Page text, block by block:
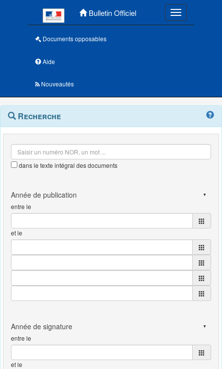
Bulletin Officiel Toggle
Documents opposables
Aide
Nouveautés
Navigation
outils
Menu
contextuel
Recherche
dans le texte intégral des documents
entre le
et le
entre le
et le